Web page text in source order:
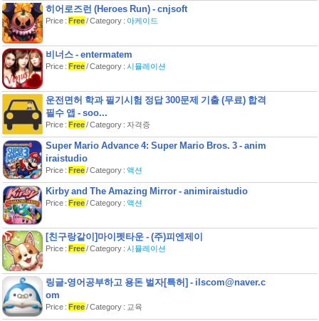
히어로즈런 (Heroes Run) - cnjsoft
Price : Free/ Category : 아케이드
비너스 - entermatem
Price : Free/ Category : 시뮬레이션
운전면허 학과 필기시험 정답 300문제 기출 (무료) 합격
필수 앱 - soo...
Price : Free/ Category : 자격증
Super Mario Advance 4: Super Mario Bros. 3 - anim
iraistudio
Price : Free/ Category : 액션
Kirby and The Amazing Mirror - animiraistudio
Price : Free/ Category : 액션
[친구랑같이]마이펫타운 - (주)피엔제이
Price : Free/ Category : 시뮬레이션
링글-영어공부하고 용돈 벌자[특허] - ilscom@naver.c
om
Price : Free/ Category : 교육